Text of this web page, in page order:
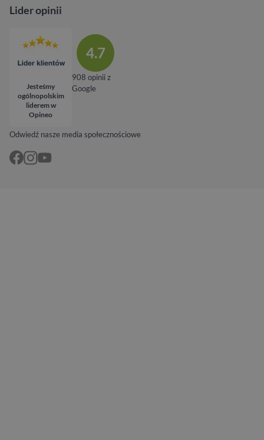
Odwiedź nasze media społecznościowe
Lider opinii
Jesteśmy
ogólnopolskim
liderem w
Opineo
4.7
908 opinii z
Google